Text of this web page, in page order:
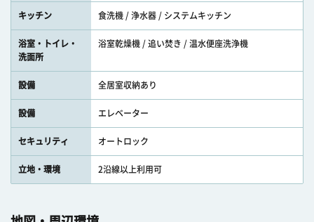
キッチン 食洗機 / 浄水器 / システムキッチン
浴室・トイレ・
洗面所
浴室乾燥機 / 追い焚き / 温水便座洗浄機
設備 全居室収納あり
設備 エレベーター
セキュリティ オートロック
立地・環境 2沿線以上利用可